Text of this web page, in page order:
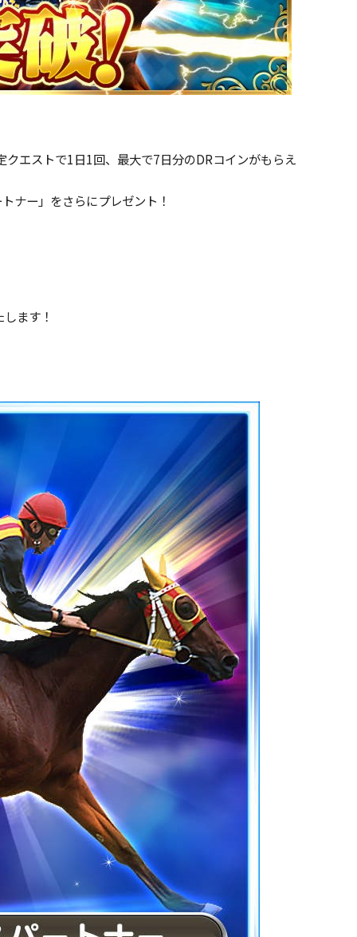
エストで1日1回、最大で7日分のDRコインがもらえ
ナー」をさらにプレゼント！
ます！